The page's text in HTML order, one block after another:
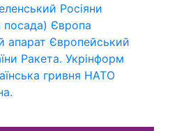
Росіяни
Європа
апарат Європейський
Ракета. Укрінформ
гривня НАТО